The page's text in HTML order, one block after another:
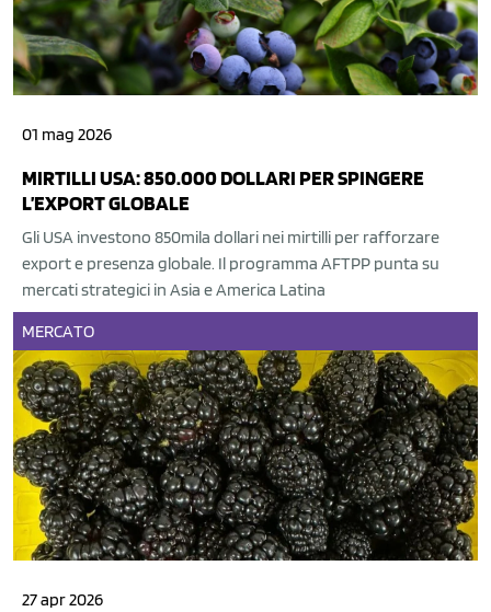
01 mag 2026
MIRTILLI USA: 850.000 DOLLARI PER SPINGERE
L’EXPORT GLOBALE
Gli USA investono 850mila dollari nei mirtilli per rafforzare
export e presenza globale. Il programma AFTPP punta su
mercati strategici in Asia e America Latina
MERCATO
27 apr 2026